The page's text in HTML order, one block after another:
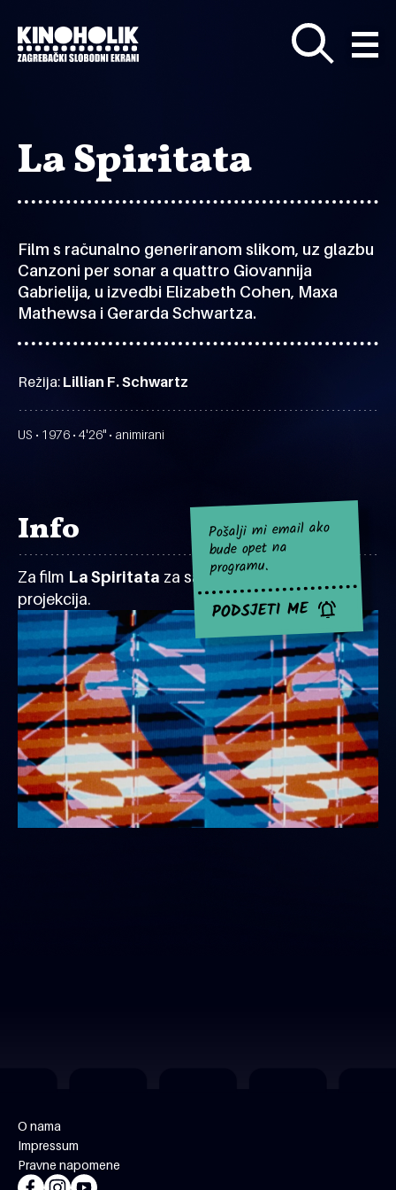
glavni
sadržaj
La Spiritata
Film s računalno generiranom slikom, uz glazbu
Canzoni per sonar a quattro Giovannija
Gabrielija, u izvedbi Elizabeth Cohen, Maxa
Mathewsa i Gerarda Schwartza.
Režija: Lillian F. Schwartz
US • 1976 • 4'26" • animirani
Info
Za film La Spiritata za sad nema najavljenih
projekcija.
Pošalji mi email ako
bude opet na
programu.
PODSJETI ME
O nama
Impressum
Pravne napomene